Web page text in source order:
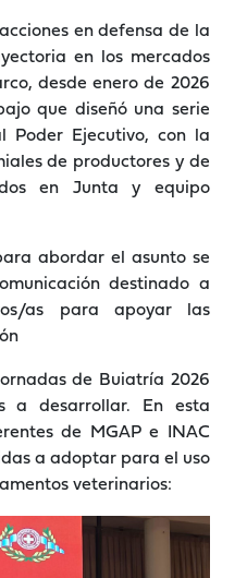
en defensa de la
en los mercados
desde enero de 2026
que diseñó una serie
Poder Ejecutivo, con la
de productores y de
en Junta y equipo
abordar el asunto se
destinado a
as para apoyar las
de Buiatría 2026
a desarrollar. En esta
de MGAP e INAC
a adoptar para el uso
veterinarios: